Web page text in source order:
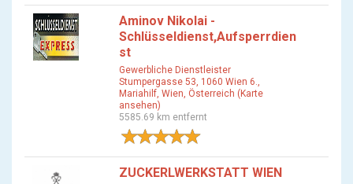
Aminov Nikolai -
Schlüsseldienst,Aufsperrdien
st
Gewerbliche Dienstleister
Stumpergasse 53, 1060 Wien 6.,
Mariahilf, Wien, Österreich (Karte
ansehen)
5585.69 km entfernt
ZUCKERLWERKSTATT WIEN